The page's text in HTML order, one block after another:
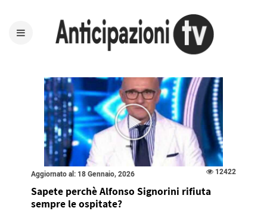
Aggiornato al: 18 Gennaio, 2026 12422
Sapete perchè Alfonso Signorini rifiuta
sempre le ospitate?